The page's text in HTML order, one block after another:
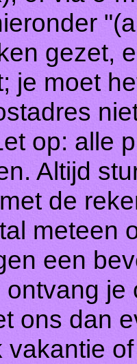
gezet,
je moet
op: alle
Altijd
de
meteen
een
ons dan
vakantie